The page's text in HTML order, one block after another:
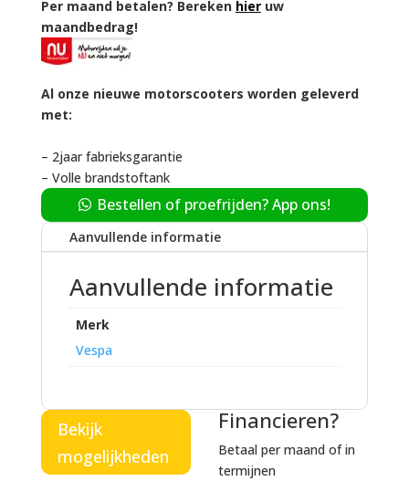
Per maand betalen? Bereken hieruw
maandbedrag!
Al onze nieuwe motorscooters worden geleverd
met:
– 2jaar fabrieksgarantie
– Volle brandstoftank
Bestellen of proefrijden? App ons!
Financieren?
Betaal per maand of in
termijnen
Bekijk
mogelijkheden
Aanvullende informatie
Aanvullende informatie
Merk
Vespa